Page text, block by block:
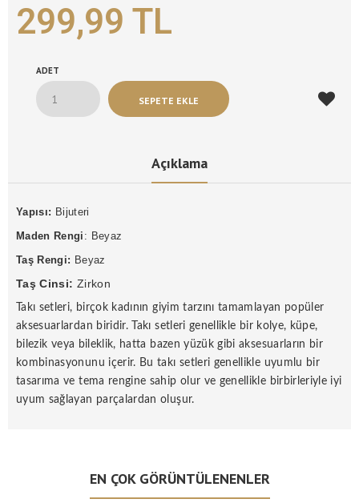
299,99 TL
ADET
Açıklama
Yapısı: Bijuteri
Maden Rengi : Beyaz
Taş Rengi: Beyaz
Taş Cinsi: Zirkon
Takı setleri, birçok kadının giyim tarzını tamamlayan popüler
aksesuarlardan biridir. Takı setleri genellikle bir kolye, küpe,
bilezik veya bileklik, hatta bazen yüzük gibi aksesuarların bir
kombinasyonunu içerir. Bu takı setleri genellikle uyumlu bir
tasarıma ve tema rengine sahip olur ve genellikle birbirleriyle iyi
uyum sağlayan parçalardan oluşur.
EN ÇOK GÖRÜNTÜLENENLER